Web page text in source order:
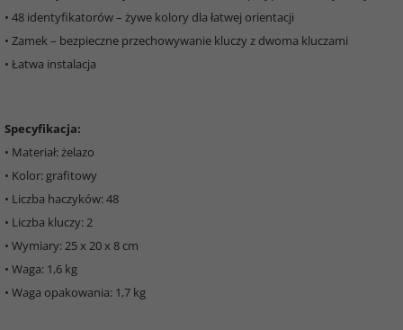
• 48 identyfikatorów – żywe kolory dla łatwej orientacji
• Zamek – bezpieczne przechowywanie kluczy z dwoma kluczami
• Łatwa instalacja
Specyfikacja:
• Materiał: żelazo
• Kolor: grafitowy
• Liczba haczyków: 48
• Liczba kluczy: 2
• Wymiary: 25 x 20 x 8 cm
• Waga: 1,6 kg
• Waga opakowania: 1,7 kg